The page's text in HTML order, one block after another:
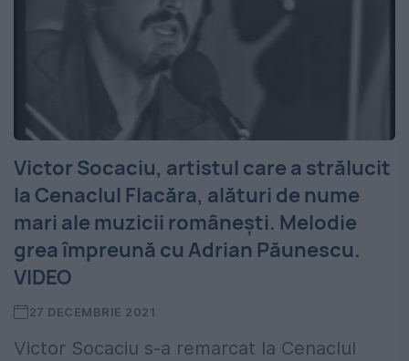
Victor Socaciu, artistul care a strălucit
la Cenaclul Flacăra, alături de nume
mari ale muzicii românești. Melodie
grea împreună cu Adrian Păunescu.
VIDEO
27 DECEMBRIE 2021
Victor Socaciu s-a remarcat la Cenaclul